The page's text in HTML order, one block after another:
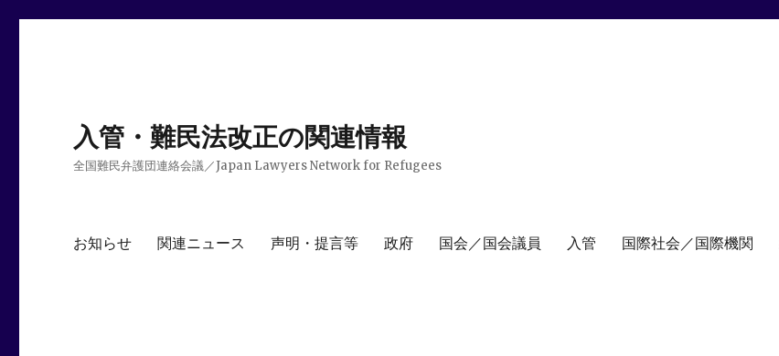
入管・難民法改正の関連情報
全国難民弁護団連絡会議／Japan Lawyers Network for Refugees
お知らせ 関連ニュース 声明・提言等 政府 国会／国会議員 入管 国際社会／国際機関